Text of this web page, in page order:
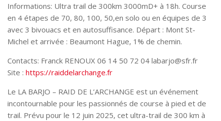
Informations: Ultra trail de 300km 3000mD+ à 18h. Course
en 4 étapes de 70, 80, 100, 50,en solo ou en équipes de 3
avec 3 bivouacs et en autosuffisance. Départ : Mont St-
Michel et arrivée : Beaumont Hague, 1% de chemin.
Contacts: Franck RENOUX 06 14 50 72 04 labarjo@sfr.fr
Site : https://raiddelarchange.fr
Le LA BARJO – RAID DE L’ARCHANGE est un événement
incontournable pour les passionnés de course à pied et de
trail. Prévu pour le 12 juin 2025, cet ultra-trail de 300 km à